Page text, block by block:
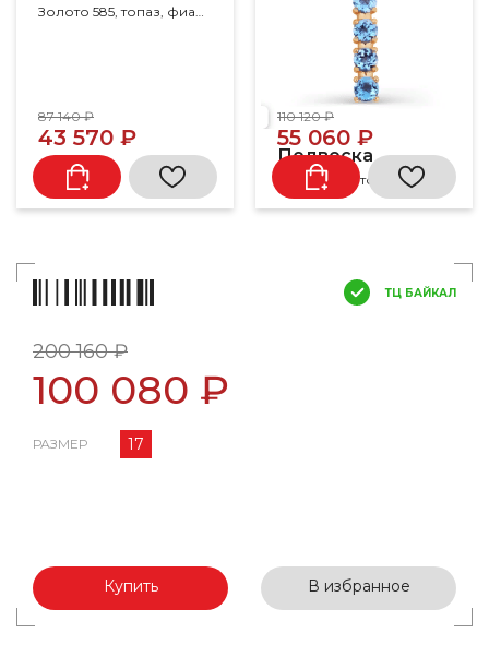
Золото 585, топаз, фианит
87 140 ₽
43 570 ₽
Подвеска
Золото 585, топаз
110 120 ₽
55 060 ₽
ТЦ БАЙКАЛ
200 160 ₽
100 080 ₽
РАЗМЕР 17
Купить В избранное